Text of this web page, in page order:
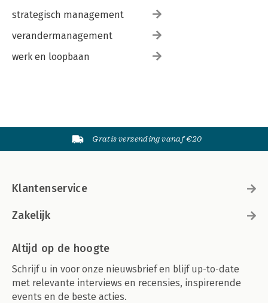
strategisch management
verandermanagement
werk en loopbaan
Gratis verzending vanaf €20
Klantenservice
Zakelijk
Altijd op de hoogte
Schrijf u in voor onze nieuwsbrief en blijf up-to-date
met relevante interviews en recensies, inspirerende
events en de beste acties.